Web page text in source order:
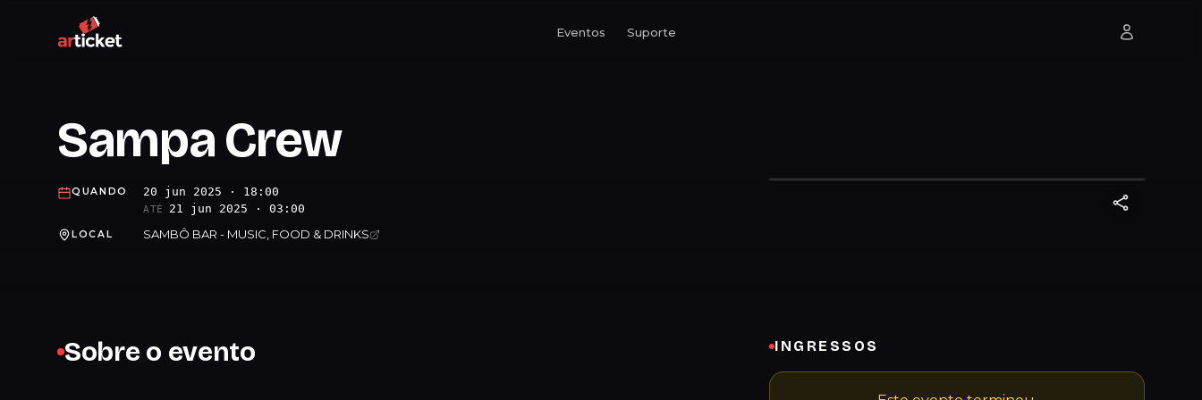
Eventos Suporte
Sampa Crew
QUANDO 20 jun 2025 · 18:00
ATÉ 21 jun 2025 · 03:00
LOCAL SAMBÔ BAR - MUSIC, FOOD & DRINKS
Sobre o evento INGRESSOS